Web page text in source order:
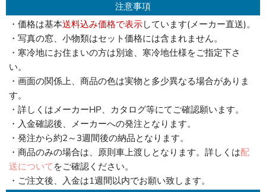
注意事項
・価格は基本送料込み価格で表示しています(メーカー直送)。
・写真の窓、小物類はセット価格には含まれません。
・寒冷地にお住まいの方は別途、寒冷地仕様をご指定下さ
い。
・画面の関係上、商品の色は実物と多少異なる場合がありま
す。
・詳しくはメーカーHP、カタログ等にてご確認願います。
・入金確認後、メーカーへの発注となります。
・発注から約2～3週間後の納品となります。
・商品のみの場合は、原則車上渡しとなります。詳しくは配
送について をご確認ください。
・ご注文後、入金は1週間以内でお願い致します。